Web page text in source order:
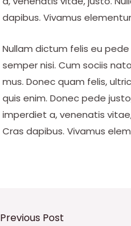
dapibus. Vivamus
Nullam dictum felis eu
semper nisi. Cum sociis
mus. Donec quam felis,
quis enim. Donec pede
imperdiet a, venenatis
Cras dapibus. Vivamus
Previous Post